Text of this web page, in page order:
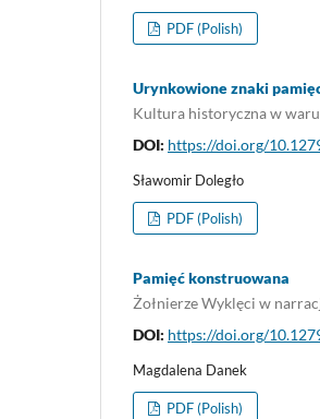
PDF (Polish)
Urynkowione znaki
Kultura historyczna w
DOI: https://doi.org/
Sławomir Doległo
PDF (Polish)
Pamięć konstruowana
Żołnierze Wyklęci w
DOI: https://doi.org/
Magdalena Danek
PDF (Polish)